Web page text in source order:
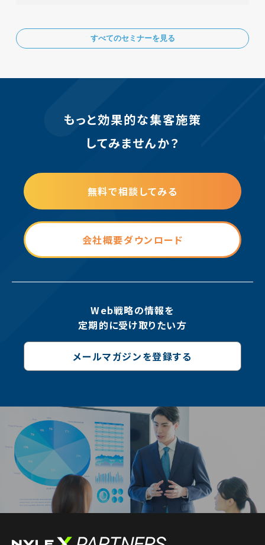
すべてのセミナーを見る
もっと効果的な集客施策
してみませんか？
無料で相談してみる
会社概要ダウンロード
Web戦略の情報を
定期的に受け取りたい方
メールマガジンを登録する